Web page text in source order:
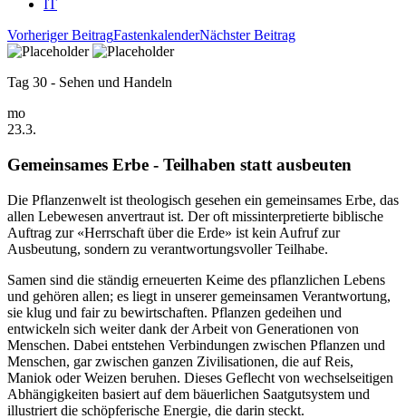
IT
Vorheriger BeitragFastenkalenderNächster Beitrag
Tag 30 - Sehen und Handeln
mo
23.3.
Gemeinsames Erbe - Teilhaben statt ausbeuten
Die Pflanzenwelt ist theologisch gesehen ein gemeinsames Erbe, das
allen Lebewesen anvertraut ist. Der oft missinterpretierte biblische
Auftrag zur «Herrschaft über die Erde» ist kein Aufruf zur
Ausbeutung, sondern zu verantwortungsvoller Teilhabe.
Samen sind die ständig erneuerten Keime des pflanzlichen Lebens
und gehören allen; es liegt in unserer gemeinsamen Verantwortung,
sie klug und fair zu bewirtschaften. Pflanzen gedeihen und
entwickeln sich weiter dank der Arbeit von Generationen von
Menschen. Dabei entstehen Verbindungen zwischen Pflanzen und
Menschen, gar zwischen ganzen Zivilisationen, die auf Reis,
Maniok oder Weizen beruhen. Dieses Geflecht von wechselseitigen
Abhängigkeiten basiert auf dem bäuerlichen Saatgutsystem und
illustriert die schöpferische Energie, die darin steckt.